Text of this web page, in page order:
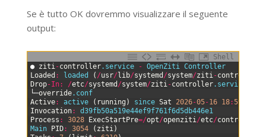
Se è tutto OK dovremmo visualizzare il seguente
output:
Shell
● ziti -controller.service - OpenZiti Controller
Loaded : loaded ( /usr/lib/systemd /system/ziti -controller
Drop-In: /etc/systemd /system/ziti -controller.service
└─override.conf
Active: active ( running ) since Sat 2026-05-16 18:59
Invocation:
d39fb50a519e44ef9f761f6d5db446e1
Process : 3028 ExecStartPre=/opt/openziti /etc/controller
Main PID: 3054 ( ziti )